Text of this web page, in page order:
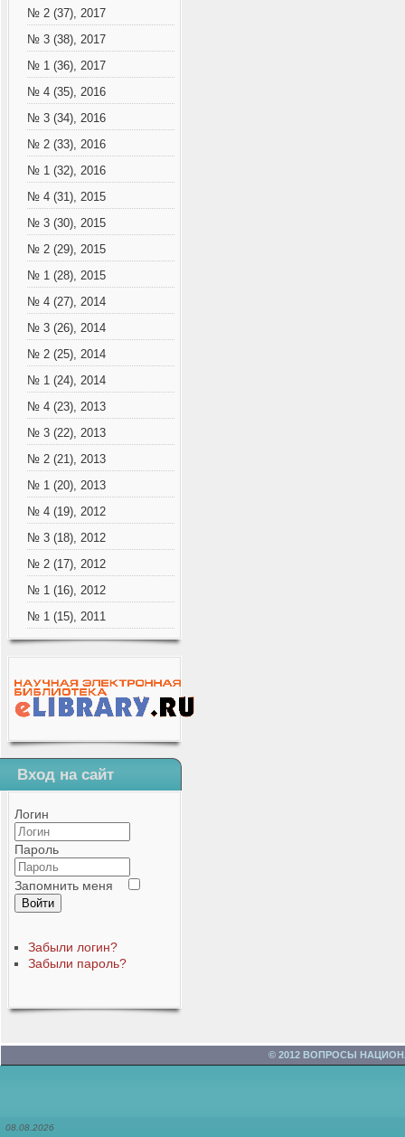
№ 2 (37), 2017
№ 3 (38), 2017
№ 1 (36), 2017
№ 4 (35), 2016
№ 3 (34), 2016
№ 2 (33), 2016
№ 1 (32), 2016
№ 4 (31), 2015
№ 3 (30), 2015
№ 2 (29), 2015
№ 1 (28), 2015
№ 4 (27), 2014
№ 3 (26), 2014
№ 2 (25), 2014
№ 1 (24), 2014
№ 4 (23), 2013
№ 3 (22), 2013
№ 2 (21), 2013
№ 1 (20), 2013
№ 4 (19), 2012
№ 3 (18), 2012
№ 2 (17), 2012
№ 1 (16), 2012
№ 1 (15), 2011
Вход на сайт
Логин
Пароль
Запомнить меня
Войти
Забыли логин?
Забыли пароль?
© 2012 ВОПРОСЫ
08.08.2026